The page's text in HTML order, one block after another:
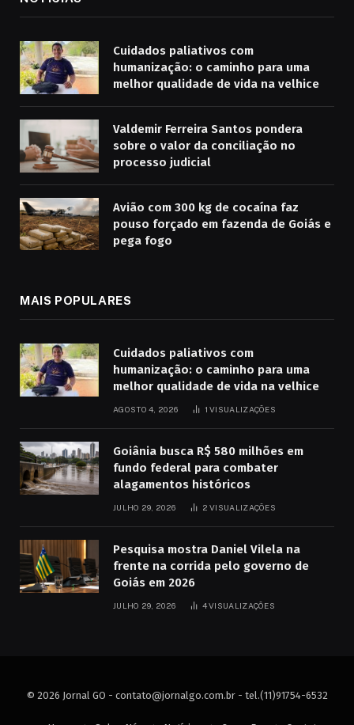
Cuidados paliativos com
humanização: o caminho para uma
melhor qualidade de vida na velhice
Valdemir Ferreira Santos pondera
sobre o valor da conciliação no
processo judicial
Avião com 300 kg de cocaína faz
pouso forçado em fazenda de Goiás e
pega fogo
MAIS POPULARES
Cuidados paliativos com
humanização: o caminho para uma
melhor qualidade de vida na velhice
AGOSTO 4, 2026 1VISUALIZAÇÕES
Goiânia busca R$ 580 milhões em
fundo federal para combater
alagamentos históricos
JULHO 29, 2026 2VISUALIZAÇÕES
Pesquisa mostra Daniel Vilela na
frente na corrida pelo governo de
Goiás em 2026
JULHO 29, 2026 4VISUALIZAÇÕES
© 2026 Jornal GO - contato@jornalgo.com.br- tel.(11)91754-6532